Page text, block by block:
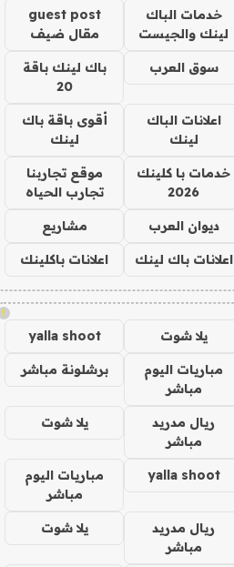
خدمات الباك
لينك والجيست
guest post
مقال ضيف
سوق العرب
باك لينك باقة
20
اعلانات الباك
لينك
أقوى باقة باك
لينك
خدمات با كلينك
2026
موقع تجاربنا
تجارب الحياه
ديوان العرب مشاريع
اعلانات باك لينك اعلانات باكلينك
!
يلا شوت yalla shoot
مباريات اليوم
مباشر
برشلونة مباشر
ريال مدريد
مباشر
يلا شوت
yalla shoot
مباريات اليوم
مباشر
ريال مدريد
مباشر
يلا شوت